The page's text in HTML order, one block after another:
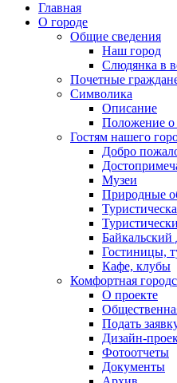
Главная
О городе
Общие сведения
Наш город
Слюдянка в
Почетные
Символика
Описание
Положение о
Гостям нашего
Добро
Музеи
Природные
Гостиницы,
Кафе, клубы
Комфортная
О проекте
Подать
Дизайн-
Фотоотчеты
Документы